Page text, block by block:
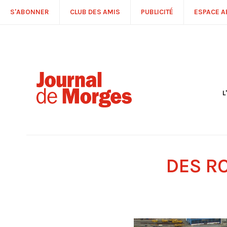
S'ABONNER CLUB DES AMIS PUBLICITÉ ESPACE
DES